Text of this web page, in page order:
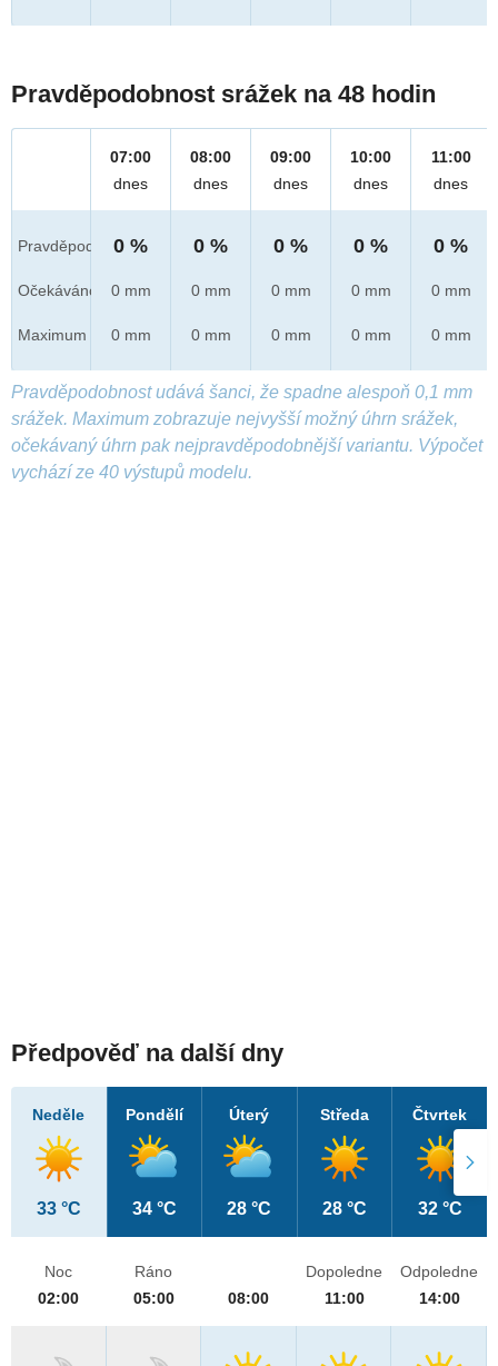
Pravděpodobnost srážek na 48 hodin
Pravděpod.
Očekáváno
Maximum
07:00
dnes
0 %
0 mm
0 mm
08:00
dnes
0 %
0 mm
0 mm
09:00
dnes
0 %
0 mm
0 mm
10:00
dnes
0 %
0 mm
0 mm
11:00
dnes
0 %
0 mm
0 mm
Pravděpodobnost udává šanci, že spadne alespoň 0,1 mm
srážek. Maximum zobrazuje nejvyšší možný úhrn srážek,
očekávaný úhrn pak nejpravděpodobnější variantu. Výpočet
vychází ze 40 výstupů modelu.
Předpověď na další dny
Neděle
33 °C
Pondělí
34 °C
Úterý
28 °C
Středa
28 °C
Čtvrtek
32 °C
Noc
02:00
Ráno
05:00
08:00
Dopoledne
11:00
Odpoledne
14:00